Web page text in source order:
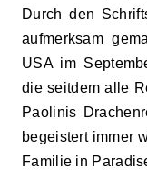
Durch den
aufmerksam
USA im
die seitdem alle
Paolinis
begeistert immer
Familie in